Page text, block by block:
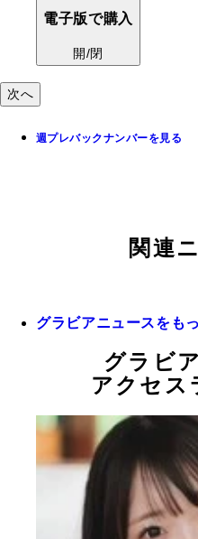
電子版で購入
次へ
週プレバックナンバーを見る
関連
グラビアニュースをも
グラビ
アクセス